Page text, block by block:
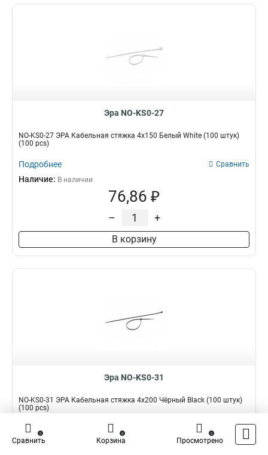
Эра NO-KS0-27
NO-KS0-27 ЭРА Кабельная стяжка 4х150 Белый White (100 штук)
(100 pcs)
Подробнее Сравнить
Наличие: В наличии
76,86 ₽
– +
В корзину
Эра NO-KS0-31
NO-KS0-31 ЭРА Кабельная стяжка 4x200 Чёрный Black (100 штук)
(100 pcs)
Подробнее Сравнить
Наличие:
Сравнить
0
Корзина
0
Просмотрено
0